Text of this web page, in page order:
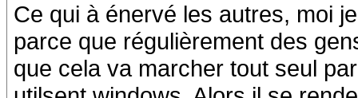
Ce qui à énervé les autres, moi
parce que régulièrement des
que cela va marcher tout seul